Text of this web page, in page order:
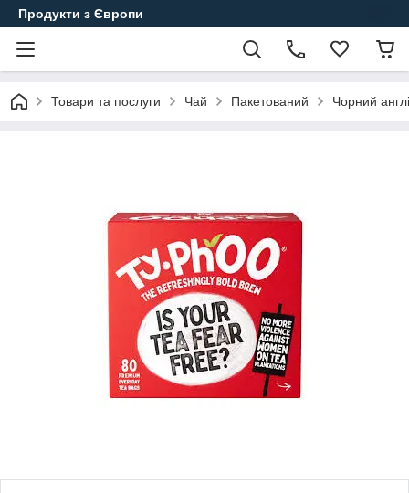
Продукти з Європи
Товари та послуги Чай Пакетований Чорний